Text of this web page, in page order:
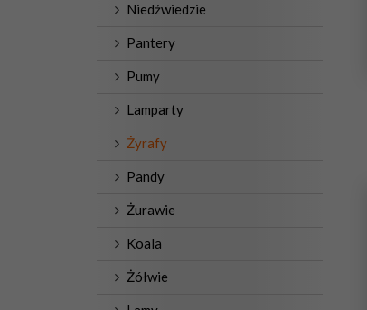
Niedźwiedzie
Pantery
Pumy
Lamparty
Żyrafy
Pandy
Żurawie
Koala
Żółwie